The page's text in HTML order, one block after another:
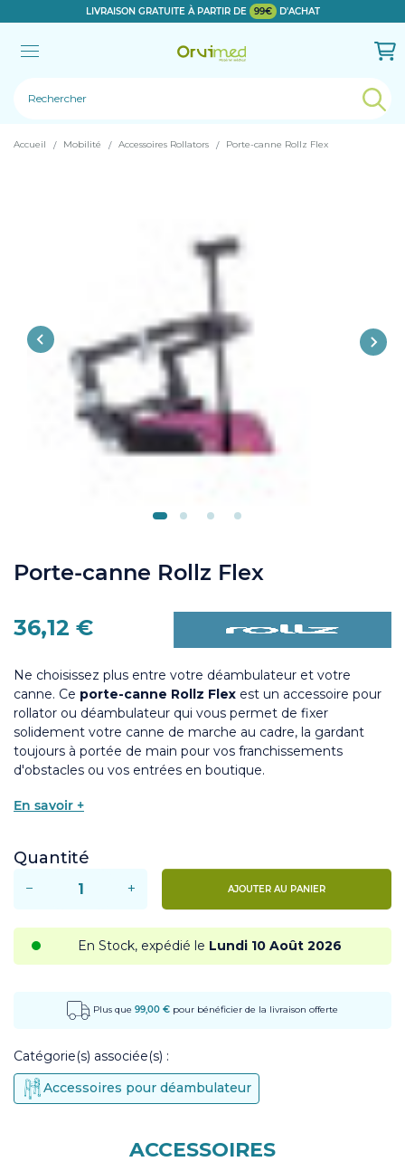
LIVRAISON GRATUITE À PARTIR DE 99€ D'ACHAT
Le produit a bien été ajouté!
Accueil Mobilité Accessoires Rollators Porte-canne Rollz Flex
Porte-canne Rollz Flex
36,12 €
Ne choisissez plus entre votre déambulateur et votre
canne. Ce porte-canne Rollz Flex est un accessoire pour
rollator ou déambulateur qui vous permet de fixer
solidement votre canne de marche au cadre, la gardant
toujours à portée de main pour vos franchissements
d'obstacles ou vos entrées en boutique.
En savoir +
Quantité
− + AJOUTER AU PANIER
En Stock, expédié le Lundi 10 Août 2026
Plus que 99,00 € pour bénéficier de la livraison offerte
Catégorie(s) associée(s) :
Accessoires pour déambulateur
ACCESSOIRES